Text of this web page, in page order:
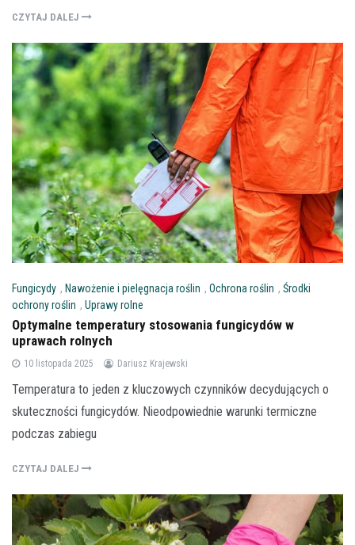
CZYTAJ DALEJ
Fungicydy , Nawożenie i pielęgnacja roślin , Ochrona roślin , Środki
ochrony roślin , Uprawy rolne
Optymalne temperatury stosowania fungicydów w
uprawach rolnych
10 listopada 2025 Dariusz Krajewski
Temperatura to jeden z kluczowych czynników decydujących o
skuteczności fungicydów. Nieodpowiednie warunki termiczne
podczas zabiegu
CZYTAJ DALEJ